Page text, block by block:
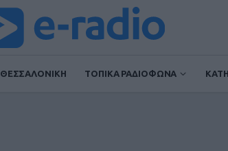
ΘΕΣΣΑΛΟΝΙΚΗ ΤΟΠΙΚΑ ΡΑΔΙΟΦΩΝΑ